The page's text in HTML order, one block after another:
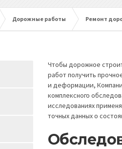
Дорожные работы Ремонт
Чтобы дорожное
работ получить
и деформации,
комплексного
исследованиях
точных данных о